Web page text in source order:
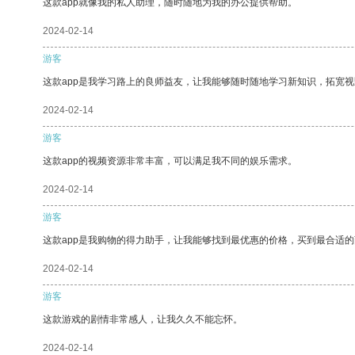
这款app就像我的私人助理，随时随地为我的办公提供帮助。
2024-02-14
游客
这款app是我学习路上的良师益友，让我能够随时随地学习新知识，拓宽视
2024-02-14
游客
这款app的视频资源非常丰富，可以满足我不同的娱乐需求。
2024-02-14
游客
这款app是我购物的得力助手，让我能够找到最优惠的价格，买到最合适的
2024-02-14
游客
这款游戏的剧情非常感人，让我久久不能忘怀。
2024-02-14